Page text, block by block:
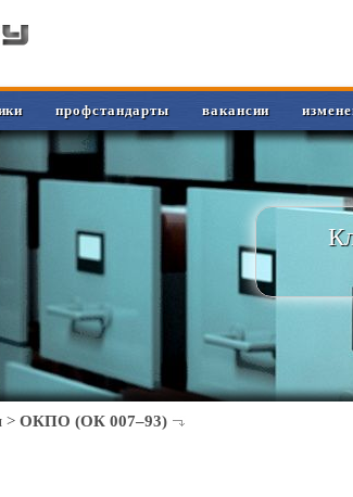
профстандарты вакансии
> ОКПО (ОК 007–93)